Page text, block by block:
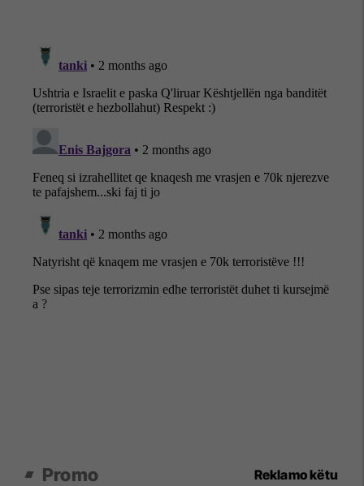
Promo Reklamo këtu